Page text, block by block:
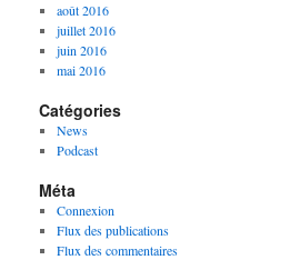
août 2016
juillet 2016
juin 2016
mai 2016
Catégories
News
Podcast
Méta
Connexion
Flux des publications
Flux des commentaires